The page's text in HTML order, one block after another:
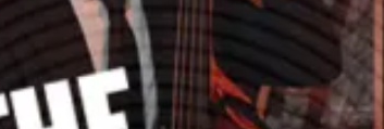
Concerti
Ristoranti
Cinema